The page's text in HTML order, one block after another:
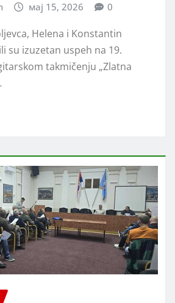
мај 15, 2026 0
Helena i Konstantin
su izuzetan uspeh na 19.
takmičenju „Zlatna